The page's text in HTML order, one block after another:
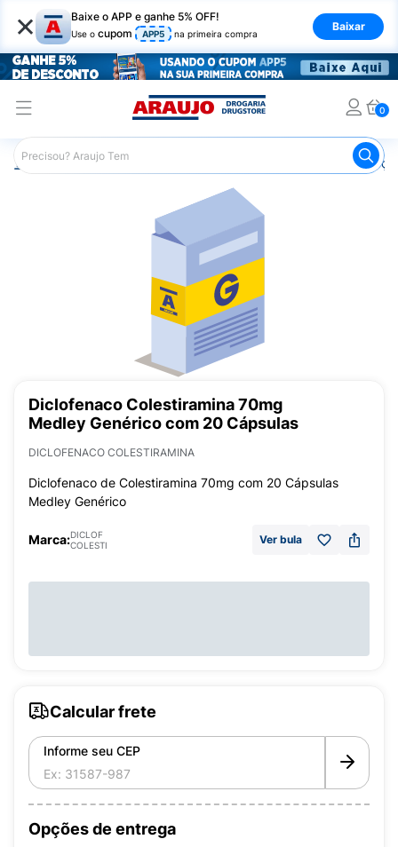
× Baixe o APP e ganhe 5% OFF!
Use o cupom APP5 na primeira compra
Baixar
0
Araujo Medicamentos Remédios para Alergias e
Diclofenaco Colestiramina 70mg
Medley Genérico com 20 Cápsulas
DICLOFENACO COLESTIRAMINA
Diclofenaco de Colestiramina 70mg com 20 Cápsulas
Medley Genérico
Marca:DICLOF
COLESTI
Ver bula
Calcular frete
Informe seu CEP
Opções de entrega